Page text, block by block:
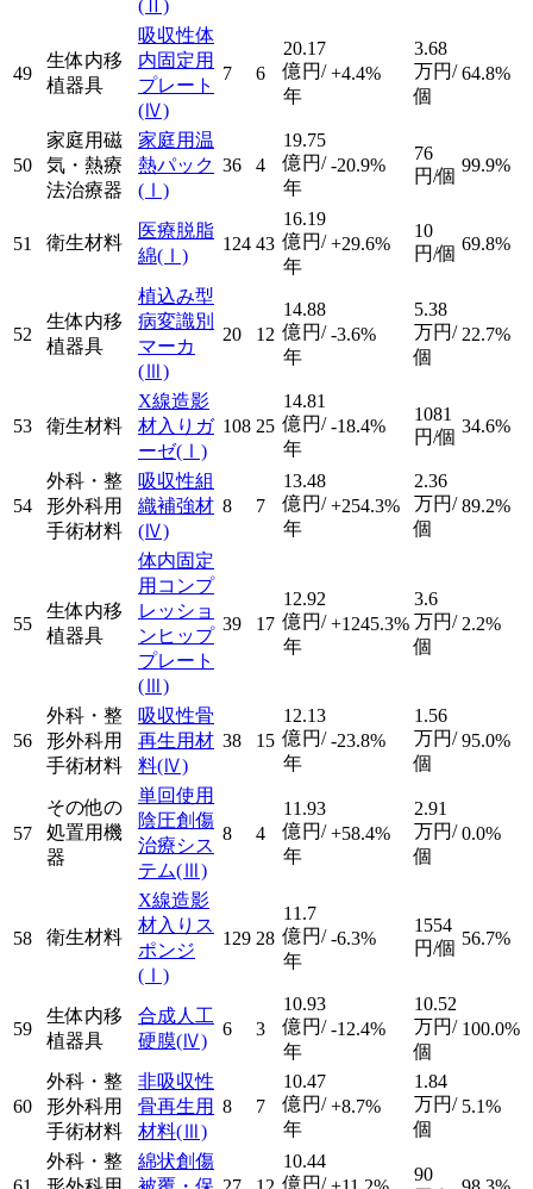
(Ⅱ)
49
生体内移
植器具
吸収性体
内固定用
プレート
(Ⅳ)
7 6
20.17
億円/
年
+4.4%
3.68
万円/
個
64.8%
50
家庭用磁
気・熱療
法治療器
家庭用温
熱パック
(Ⅰ)
36 4
19.75
億円/
年
-20.9%
76
円/個
99.9%
51 衛生材料
医療脱脂
綿(Ⅰ)
124 43
16.19
億円/
年
+29.6%
10
円/個 69.8%
52
生体内移
植器具
植込み型
病変識別
マーカ
(Ⅲ)
20 12
14.88
億円/
年
-3.6%
5.38
万円/
個
22.7%
53 衛生材料
X線造影
材入りガ
ーゼ(Ⅰ)
108 25
14.81
億円/
年
-18.4%
1081
円/個
34.6%
54
外科・整
形外科用
手術材料
吸収性組
織補強材
(Ⅳ)
8 7
13.48
億円/
年
+254.3%
2.36
万円/
個
89.2%
55
生体内移
植器具
体内固定
用コンプ
レッショ
ンヒップ
プレート
(Ⅲ)
39 17
12.92
億円/
年
+1245.3%
3.6
万円/
個
2.2%
56
外科・整
形外科用
手術材料
吸収性骨
再生用材
料(Ⅳ)
38 15
12.13
億円/
年
-23.8%
1.56
万円/
個
95.0%
57
その他の
処置用機
器
単回使用
陰圧創傷
治療シス
テム(Ⅲ)
8 4
11.93
億円/
年
+58.4%
2.91
万円/
個
0.0%
58 衛生材料
X線造影
材入りス
ポンジ
(Ⅰ)
129 28
11.7
億円/
年
-6.3%
1554
円/個 56.7%
59
生体内移
植器具
合成人工
硬膜(Ⅳ)
6 3
10.93
億円/
年
-12.4%
10.52
万円/
個
100.0%
60
外科・整
形外科用
手術材料
非吸収性
骨再生用
材料(Ⅲ)
8 7
10.47
億円/
年
+8.7%
1.84
万円/
個
5.1%
外科・整
綿状創傷
10.44
億円/
90